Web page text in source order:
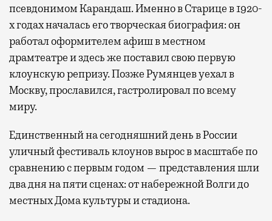
псевдонимом Карандаш. Именно в Старице в 1920-
х годах началась его творческая биография: он
работал оформителем афиш в местном
драмтеатре и здесь же поставил свою первую
клоунскую репризу. Позже Румянцев уехал в
Москву, прославился, гастролировал по всему
миру.
Единственный на сегодняшний день в России
уличный фестиваль клоунов вырос в масштабе по
сравнению с первым годом — представления шли
два дня на пяти сценах: от набережной Волги до
местных Дома культуры и стадиона.